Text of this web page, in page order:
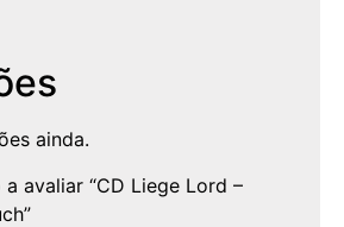
ainda.
avaliar “CD Liege Lord –